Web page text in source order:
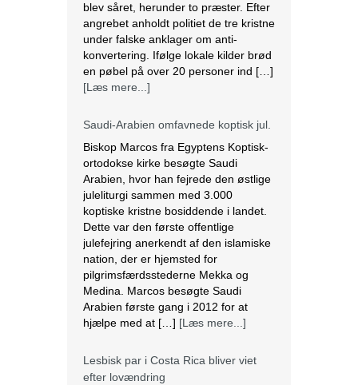
blev såret, herunder to præster. Efter
angrebet anholdt politiet de tre kristne
under falske anklager om anti-
konvertering. Ifølge lokale kilder brød
en pøbel på over 20 personer ind […]
[Læs mere...]
Saudi-Arabien omfavnede koptisk jul.
Biskop Marcos fra Egyptens Koptisk-
ortodokse kirke besøgte Saudi
Arabien, hvor han fejrede den østlige
juleliturgi sammen med 3.000
koptiske kristne bosiddende i landet.
Dette var den første offentlige
julefejring anerkendt af den islamiske
nation, der er hjemsted for
pilgrimsfærdsstederne Mekka og
Medina. Marcos besøgte Saudi
Arabien første gang i 2012 for at
hjælpe med at […] [Læs mere...]
Lesbisk par i Costa Rica bliver viet
efter lovændring